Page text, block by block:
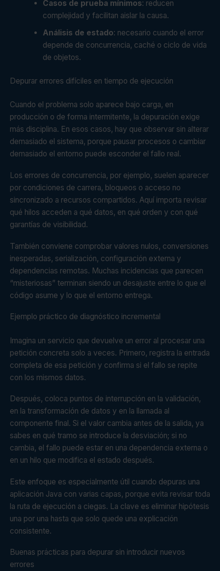
Casos de prueba mínimos: reducen
complejidad y facilitan aislar la causa.
Análisis de estado: necesario cuando el error
depende de concurrencia, caché o ciclo de vida
de objetos.
Depurar errores difíciles en tiempo de ejecución
Cuando el problema solo aparece bajo carga, en
producción o de forma intermitente, la depuración exige
más disciplina. En esos casos, hay que observar sin alterar
demasiado el sistema, porque pausar procesos o cambiar
demasiado el entorno puede esconder el fallo real.
Los errores de concurrencia, por ejemplo, suelen aparecer
por condiciones de carrera, bloqueos o acceso no
sincronizado a recursos compartidos. Aquí importa revisar
qué hilos acceden a qué datos, en qué orden y con qué
garantías de visibilidad.
También conviene comprobar valores nulos, conversiones
inesperadas, serialización, configuración externa y
dependencias remotas. Muchas incidencias que parecen
“misteriosas” terminan siendo un desajuste entre lo que el
código asume y lo que el entorno entrega.
Ejemplo práctico de diagnóstico incremental
Imagina un servicio que devuelve un error al procesar una
petición concreta solo a veces. Primero, registra la entrada
completa de esa petición y confirma si el fallo se repite
con los mismos datos.
Después, coloca puntos de interrupción en la validación,
en la transformación de datos y en la llamada al
componente final. Si el valor cambia antes de la salida, ya
sabes en qué tramo se introduce la desviación; si no
cambia, el fallo puede estar en una dependencia externa o
en un hilo que modifica el estado después.
Este enfoque es especialmente útil cuando depuras una
aplicación Java con varias capas, porque evita revisar toda
la ruta de ejecución a ciegas. La clave es eliminar hipótesis
una por una hasta que solo quede una explicación
consistente.
Buenas prácticas para depurar sin introducir nuevos
errores